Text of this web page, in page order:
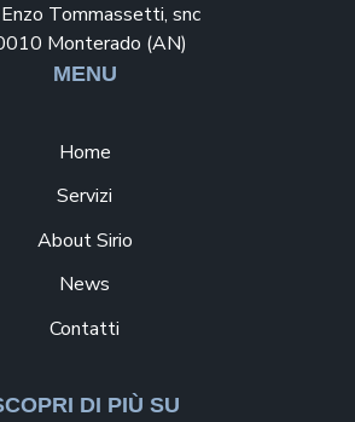
Tommassetti, snc
Monterado (AN)
MENU
Home
Servizi
About Sirio
News
Contatti
DI PIÙ SU